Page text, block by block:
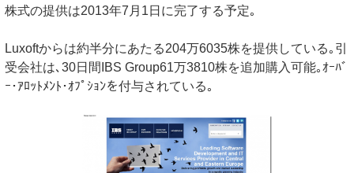
株式の提供は2013年7月1日に完了する予定｡
Luxoftからは約半分にあたる204万6035株を提供している｡引
受会社は､30日間IBS Group61万3810株を追加購入可能｡ｵｰﾊﾞ
ｰ･ｱﾛｯﾄﾒﾝﾄ･ｵﾌﾟｼｮﾝを付与されている｡